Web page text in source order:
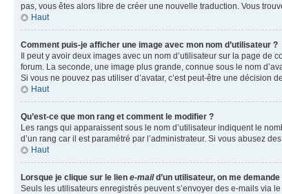
pas, vous êtes alors libre de créer une nouvelle traduction. Vous
Haut
Comment puis-je afficher une image avec mon nom d’utilisateur ?
Il peut y avoir deux images avec un nom d’utilisateur sur la page
forum. La seconde, une image plus grande, connue sous le nom
Si vous ne pouvez pas utiliser d’avatar, c’est peut-être une décision
Haut
Qu’est-ce que mon rang et comment le modifier ?
Les rangs qui apparaissent sous le nom d’utilisateur indiquent le
d’un rang car il est paramétré par l’administrateur. Si vous abusez
Haut
Lorsque je clique sur le lien e-maild’un utilisateur, on me
Seuls les utilisateurs enregistrés peuvent s’envoyer des e-mails via